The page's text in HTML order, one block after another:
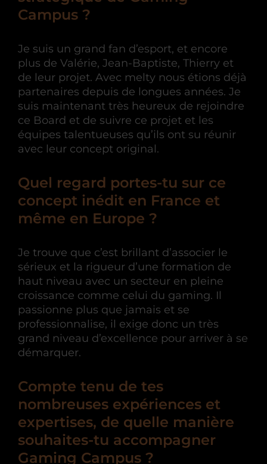
Campus ?
Je suis un grand fan d’esport, et encore
plus de Valérie, Jean-Baptiste, Thierry et
de leur projet. Avec melty nous étions déjà
partenaires depuis de longues années. Je
suis maintenant très heureux de rejoindre
ce Board et de suivre ce projet et les
équipes talentueuses qu’ils ont su réunir
avec leur concept original.
Quel regard portes-tu sur ce
concept inédit en France et
même en Europe ?
Je trouve que c’est brillant d’associer le
sérieux et la rigueur d’une formation de
haut niveau avec un secteur en pleine
croissance comme celui du gaming. Il
passionne plus que jamais et se
professionnalise, il exige donc un très
grand niveau d’excellence pour arriver à se
démarquer.
Compte tenu de tes
nombreuses expériences et
expertises, de quelle manière
souhaites-tu accompagner
Gaming Campus ?